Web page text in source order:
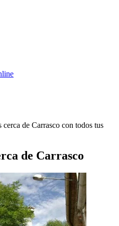
de Carrasco con todos tus
de Carrasco